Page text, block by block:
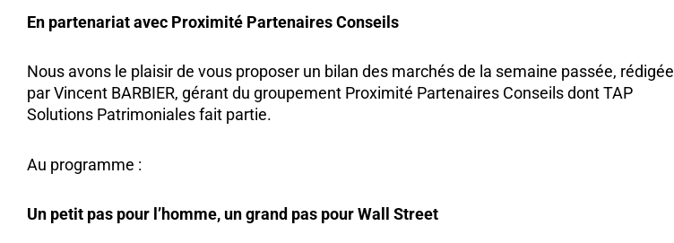
En partenariat avec Proximité Partenaires Conseils
Nous avons le plaisir de vous proposer un bilan des marchés de la semaine passée, rédigée
par Vincent BARBIER, gérant du groupement Proximité Partenaires Conseils dont TAP
Solutions Patrimoniales fait partie.
Au programme :
Un petit pas pour l’homme, un grand pas pour Wall Street